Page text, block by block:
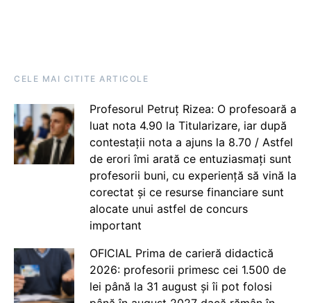
CELE MAI CITITE ARTICOLE
Profesorul Petruț Rizea: O profesoară a
luat nota 4.90 la Titularizare, iar după
contestații nota a ajuns la 8.70 / Astfel
de erori îmi arată ce entuziasmați sunt
profesorii buni, cu experiență să vină la
corectat și ce resurse financiare sunt
alocate unui astfel de concurs
important
OFICIAL Prima de carieră didactică
2026: profesorii primesc cei 1.500 de
lei până la 31 august și îi pot folosi